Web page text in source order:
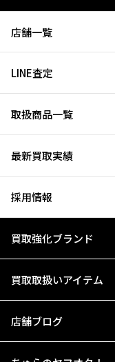
店舗一覧
LINE査定
取扱商品一覧
最新買取実績
採用情報
買取強化ブランド
買取取扱いアイテム
店舗ブログ